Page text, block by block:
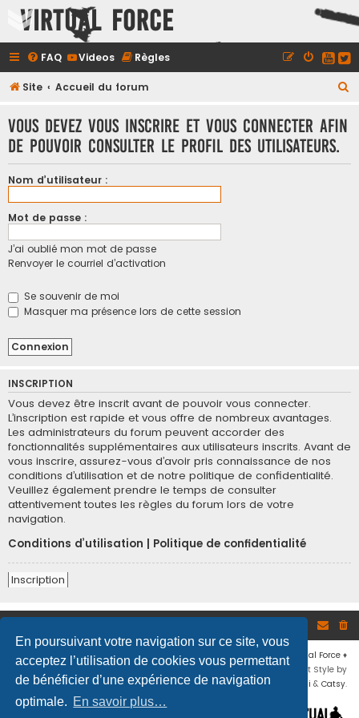
En poursuivant votre navigation sur ce site, vous
acceptez l’utilisation de cookies vous permettant
de bénéficier d’une expérience de navigation
optimale. En savoir plus…
Virtual Force
FAQ Videos Règles
Site Accueil du forum
Vous devez vous inscrire et vous connecter afin
de pouvoir consulter le profil des utilisateurs.
Nom d’utilisateur :
Mot de passe :
J’ai oublié mon mot de passe
Renvoyer le courriel d’activation
Se souvenir de moi
Masquer ma présence lors de cette session
INSCRIPTION
Vous devez être inscrit avant de pouvoir vous connecter.
L’inscription est rapide et vous offre de nombreux avantages.
Les administrateurs du forum peuvent accorder des
fonctionnalités supplémentaires aux utilisateurs inscrits. Avant de
vous inscrire, assurez-vous d’avoir pris connaissance de nos
conditions d’utilisation et de notre politique de confidentialité.
Veuillez également prendre le temps de consulter
attentivement toutes les règles du forum lors de votre
navigation.
Conditions d’utilisation
Politique de confidentialité
Inscription
Développé par phpBB ® Forum Software © phpBB Limited ♦ © 2019 Virtual Force ♦
Communauté Steam
Confidentialité
Flat Style by
Ian Bradley♦ Adapté par Mogwaii & Catsy.